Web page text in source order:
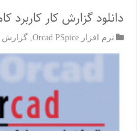
دانلود گزارش کار کاربرد
نرم افزار Orcad PSpice ,گزارش